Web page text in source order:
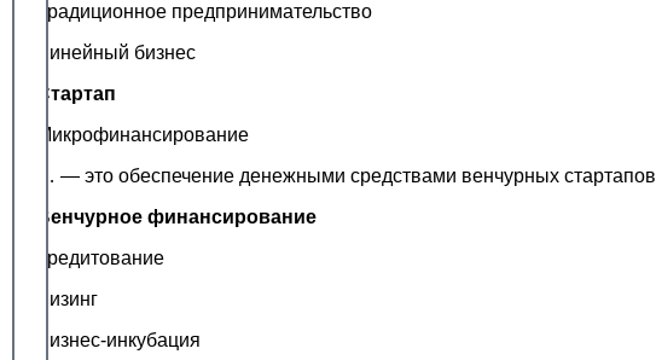
Традиционное предпринимательство
Линейный бизнес
Стартап
Микрофинансирование
… — это обеспечение денежными средствами венчурных стартапов
Венчурное финансирование
Кредитование
Лизинг
Бизнес-инкубация